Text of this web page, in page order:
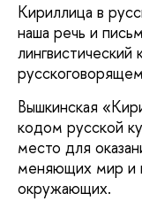
Кириллица в
наша речь и
Вышкинская
кодом русской
место для
меняющих мир и
окружающих.